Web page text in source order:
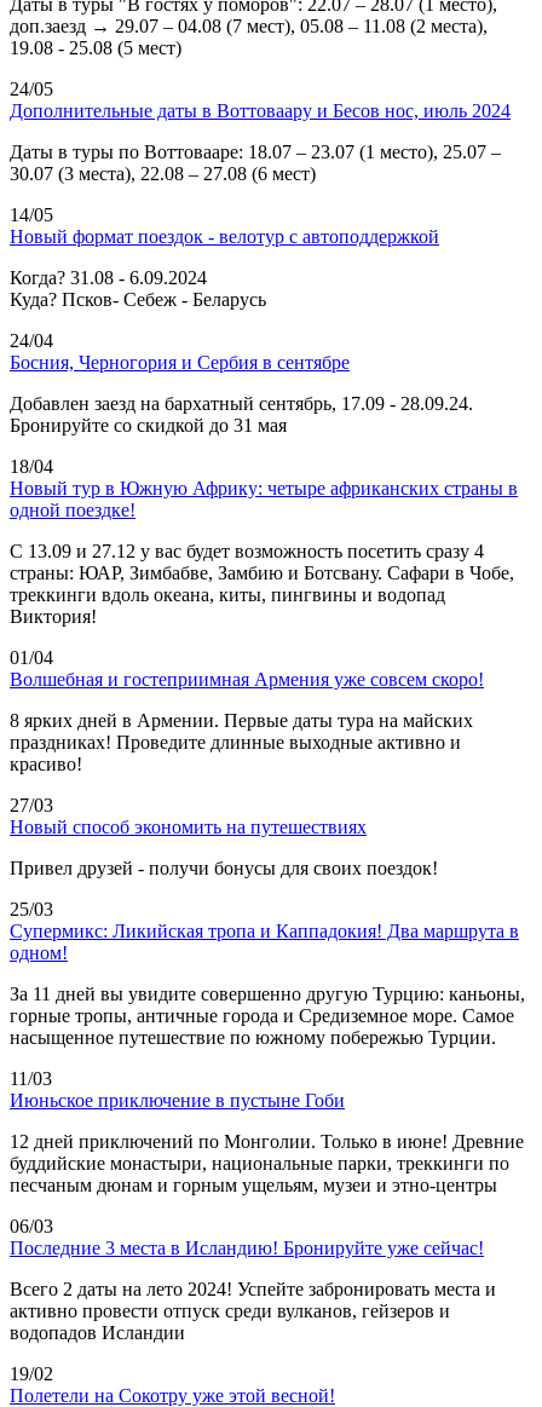
доп.заезд → 29.07 – 04.08 (7 мест), 05.08 – 11.08 (2 места),
19.08 - 25.08 (5 мест)
24/05
Дополнительные даты в Воттоваару и Бесов нос, июль 2024
Даты в туры по Воттовааре: 18.07 – 23.07 (1 место), 25.07 –
30.07 (3 места), 22.08 – 27.08 (6 мест)
14/05
Новый формат поездок - велотур с автоподдержкой
Когда? 31.08 - 6.09.2024
Куда? Псков- Себеж - Беларусь
24/04
Босния, Черногория и Сербия в сентябре
Добавлен заезд на бархатный сентябрь, 17.09 - 28.09.24.
Бронируйте со скидкой до 31 мая
18/04
Новый тур в Южную Африку: четыре африканских страны в
одной поездке!
C 13.09 и 27.12 у вас будет возможность посетить сразу 4
страны: ЮАР, Зимбабве, Замбию и Ботсвану. Сафари в Чобе,
треккинги вдоль океана, киты, пингвины и водопад
Виктория!
01/04
Волшебная и гостеприимная Армения уже совсем скоро!
8 ярких дней в Армении. Первые даты тура на майских
праздниках! Проведите длинные выходные активно и
красиво!
27/03
Новый способ экономить на путешествиях
Привел друзей - получи бонусы для своих поездок!
25/03
Супермикс: Ликийская тропа и Каппадокия! Два маршрута в
одном!
За 11 дней вы увидите совершенно другую Турцию: каньоны,
горные тропы, античные города и Средиземное море. Самое
насыщенное путешествие по южному побережью Турции.
11/03
Июньское приключение в пустыне Гоби
12 дней приключений по Монголии. Только в июне! Древние
буддийские монастыри, национальные парки, треккинги по
песчаным дюнам и горным ущельям, музеи и этно-центры
06/03
Последние 3 места в Исландию! Бронируйте уже сейчас!
Всего 2 даты на лето 2024! Успейте забронировать места и
активно провести отпуск среди вулканов, гейзеров и
водопадов Исландии
19/02
Полетели на Сокотру уже этой весной!